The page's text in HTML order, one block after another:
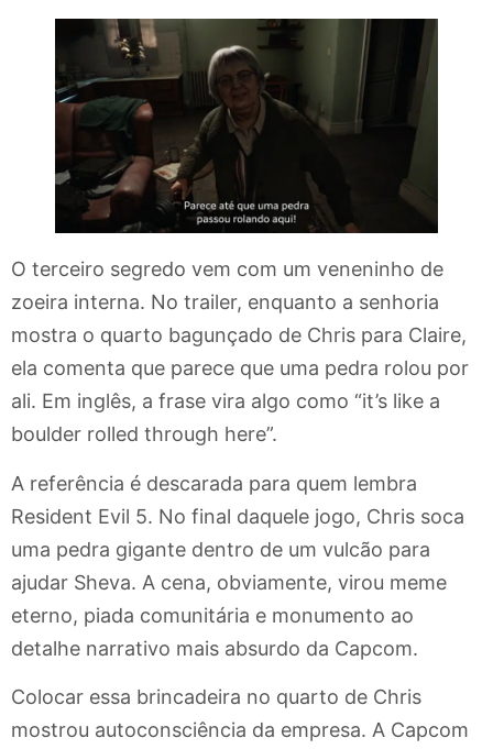
O terceiro segredo vem com um veneninho de
zoeira interna. No trailer, enquanto a senhoria
mostra o quarto bagunçado de Chris para Claire,
ela comenta que parece que uma pedra rolou por
ali. Em inglês, a frase vira algo como “it’s like a
boulder rolled through here”.
A referência é descarada para quem lembra
Resident Evil 5. No final daquele jogo, Chris soca
uma pedra gigante dentro de um vulcão para
ajudar Sheva. A cena, obviamente, virou meme
eterno, piada comunitária e monumento ao
detalhe narrativo mais absurdo da Capcom.
Colocar essa brincadeira no quarto de Chris
mostrou autoconsciência da empresa. A Capcom